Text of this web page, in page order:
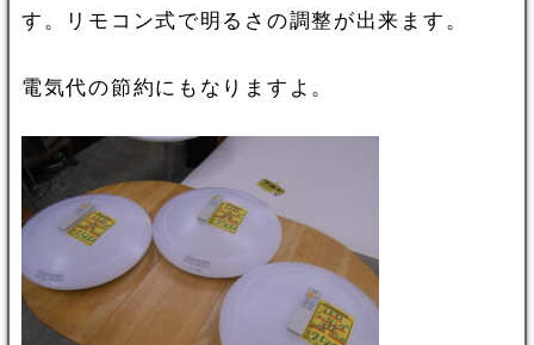
す。リモコン式で明るさの調整が出来ます。
電気代の節約にもなりますよ。